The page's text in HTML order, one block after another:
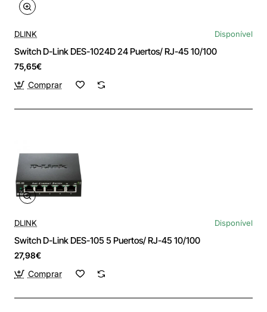
DLINK Disponível
Switch D-Link DES-1024D 24 Puertos/ RJ-45 10/100
75,65€
Comprar
DLINK Disponível
Switch D-Link DES-105 5 Puertos/ RJ-45 10/100
27,98€
Comprar